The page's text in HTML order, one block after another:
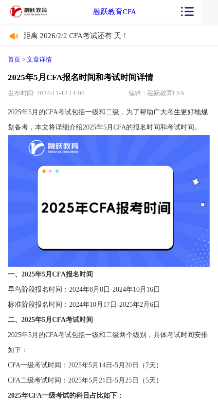
融跃教育CFA
距离 2026/2/2 CFA考试还有 天！
首页 > 文章详情
2025年5月CFA报名时间和考试时间详情
发布时间: 2024-11-13 14:00 编辑：融跃教育CFA
2025年5月的CFA考试包括一级和二级，为了帮助广大考生更好地规
划备考，本文将详细介绍2025年5月CFA的报名时间和考试时间。
一、2025年5月CFA报名时间
早鸟阶段报名时间：2024年8月8日-2024年10月16日
标准阶段报名时间：2024年10月17日-2025年2月6日
二、2025年5月CFA考试时间
2025年5月的CFA考试包括一级和二级两个级别，具体考试时间安排
如下：
CFA一级考试时间：2025年5月14日-5月20日（7天）
CFA二级考试时间：2025年5月21日-5月25日（5天）
‌2025年CFA一级考试的科目占比如下‌：‌